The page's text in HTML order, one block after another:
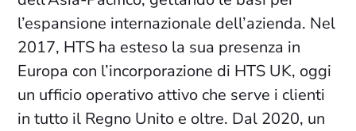
l’espansione internazionale dell’azienda. Nel
2017, HTS ha esteso la sua presenza in
Europa con l’incorporazione di HTS UK, oggi
un ufficio operativo attivo che serve i clienti
in tutto il Regno Unito e oltre. Dal 2020, un